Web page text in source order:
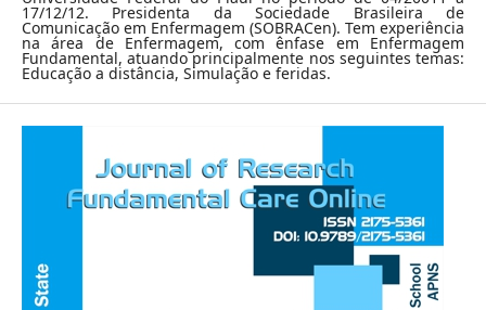
17/12/12. Presidenta da Sociedade Brasileira de
Comunicação em Enfermagem (SOBRACen). Tem experiência
na área de Enfermagem, com ênfase em Enfermagem
Fundamental, atuando principalmente nos seguintes temas:
Educação a distância, Simulação e feridas.